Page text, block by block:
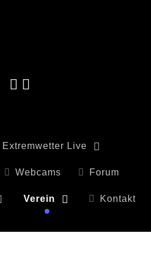
Extremwetter Live
Webcams Forum
Verein Kontakt